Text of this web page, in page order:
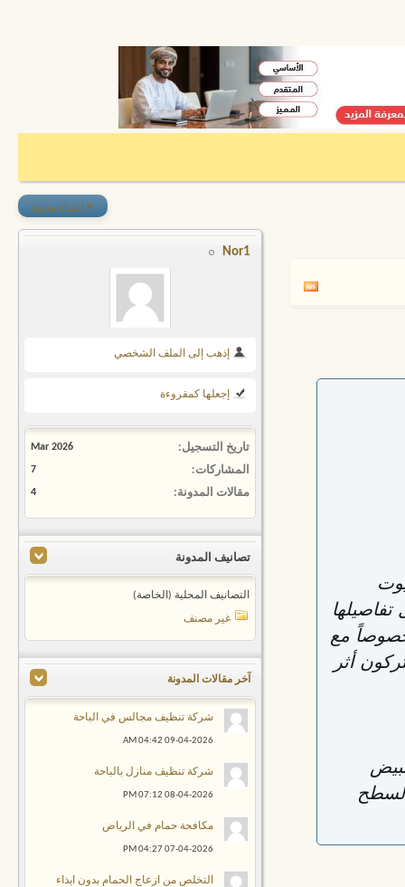
تفاصيلها
مع
أثر
+ إنشاء مدونة
Nor1
إذهب إلى الملف الشخصي
إجعلها كمقروءة
تاريخ التسجيل Mar 2026
المشاركات 7
مقالات المدونة 4
تصانيف المدونة
التصانيف المحلية (الخاصة)
غير مصنف
آخر مقالات المدونة
شركة تنظيف مجالس في الباحة
09-04-2026
04:42 AM
شركة تنظيف منازل بالباحة
08-04-2026
07:12 PM
مكافحة حمام في الرياض
07-04-2026
04:27 PM
التخلص من ازعاج الحمام بدون ايذاء